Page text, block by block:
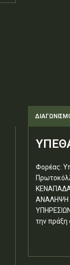
Φορέας:
ΑΝΑΛΗΨΗ
την πράξη